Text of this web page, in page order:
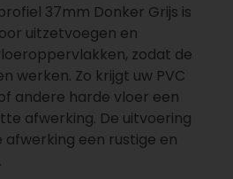
37mm Donker Grijs is
uitzetvoegen en
zodat de
werken. Zo krijgt uw PVC
andere harde vloer een
afwerking. De uitvoering
afwerking een rustige en